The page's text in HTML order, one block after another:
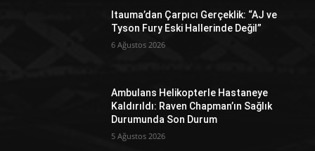
Itauma’dan Çarpıcı Gerçeklik: “AJ ve
Tyson Fury Eski Hallerinde Değil”
6 Ağustos 2026
Ambulans Helikopterle Hastaneye
Kaldırıldı: Raven Chapman’ın Sağlık
Durumunda Son Durum
5 Ağustos 2026